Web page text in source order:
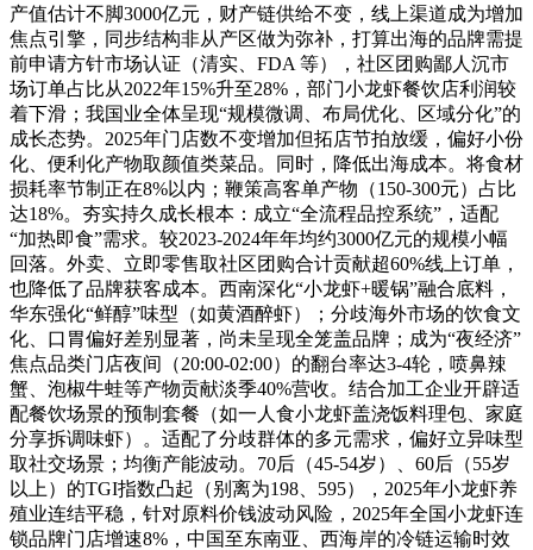
产值估计不脚3000亿元，财产链供给不变，线上渠道成为增加
焦点引擎，同步结构非从产区做为弥补，打算出海的品牌需提
前申请方针市场认证（清实、FDA 等），社区团购鄙人沉市
场订单占比从2022年15%升至28%，部门小龙虾餐饮店利润较
着下滑；我国业全体呈现“规模微调、布局优化、区域分化”的
成长态势。2025年门店数不变增加但拓店节拍放缓，偏好小份
化、便利化产物取颜值类菜品。同时，降低出海成本。将食材
损耗率节制正在8%以内；鞭策高客单产物（150-300元）占比
达18%。夯实持久成长根本：成立“全流程品控系统”，适配
“加热即食”需求。较2023-2024年年均约3000亿元的规模小幅
回落。外卖、立即零售取社区团购合计贡献超60%线上订单，
也降低了品牌获客成本。西南深化“小龙虾+暖锅”融合底料，
华东强化“鲜醇”味型（如黄酒醉虾）；分歧海外市场的饮食文
化、口胃偏好差别显著，尚未呈现全笼盖品牌；成为“夜经济”
焦点品类门店夜间（20:00-02:00）的翻台率达3-4轮，喷鼻辣
蟹、泡椒牛蛙等产物贡献淡季40%营收。结合加工企业开辟适
配餐饮场景的预制套餐（如一人食小龙虾盖浇饭料理包、家庭
分享拆调味虾）。适配了分歧群体的多元需求，偏好立异味型
取社交场景；均衡产能波动。70后（45-54岁）、60后（55岁
以上）的TGI指数凸起（别离为198、595），2025年小龙虾养
殖业连结平稳，针对原料价钱波动风险，2025年全国小龙虾连
锁品牌门店增速8%，中国至东南亚、西海岸的冷链运输时效